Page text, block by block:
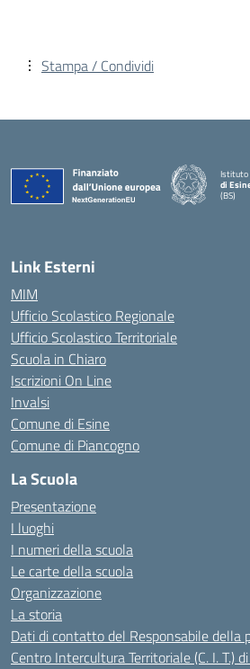
Stampa / Condividi
Istituto
di
(BS)
Link Esterni
MIM
Ufficio Scolastico Regionale
Ufficio Scolastico Territoriale
Scuola in Chiaro
Iscrizioni On Line
Invalsi
Comune di Esine
Comune di Piancogno
La Scuola
Presentazione
I luoghi
I numeri della scuola
Le carte della scuola
Organizzazione
La storia
Dati di contatto del Responsabile della
Centro Intercultura Territoriale (C. I. T.)